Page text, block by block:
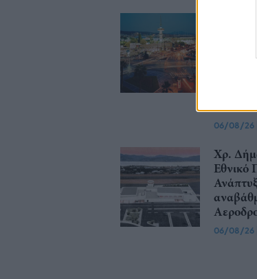
ΔΕΘ:
204,6
το
06/08/26
Χρ.
Εθνικό
06/08/26